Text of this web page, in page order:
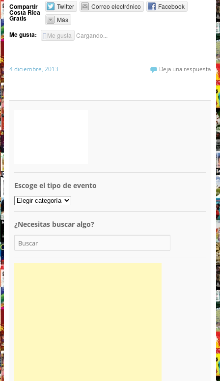
Compartir
Costa Rica
Gratis
Twitter Correo electrónico
Facebook
Más
Me gusta: Me gusta Cargando...
4 diciembre, 2013 Deja una respuesta
Escoge el tipo de evento
¿Necesitas buscar algo?